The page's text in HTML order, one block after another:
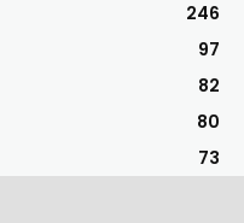
246
97
82
80
73